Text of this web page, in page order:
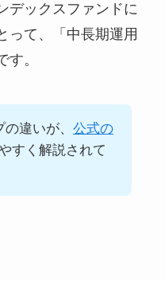
デックスファンドに
って、「中長期運用
。
違いが、 公式の
すく解説されて